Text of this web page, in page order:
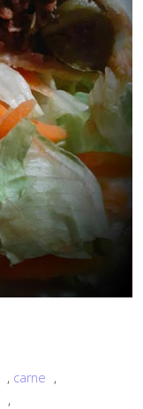
, carne ,
,